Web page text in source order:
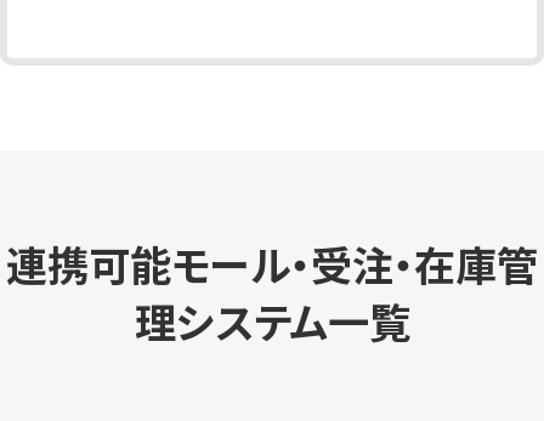
連携可能モール・受注・在庫管
理システム一覧